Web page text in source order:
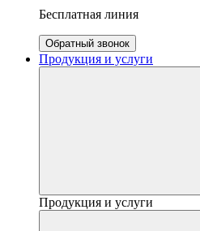
Бесплатная линия
Обратный звонок
Продукция и услуги
Продукция и услуги